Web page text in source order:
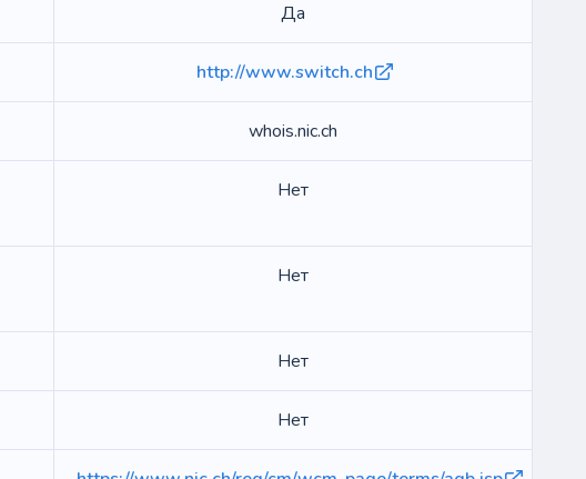
Да
http://www.switch.ch
whois.nic.ch
Нет
Нет
Нет
Нет